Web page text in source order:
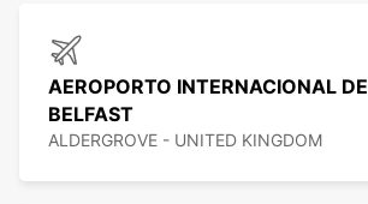
AEROPORTO INTERNACIONAL DE
BELFAST
ALDERGROVE - UNITED KINGDOM